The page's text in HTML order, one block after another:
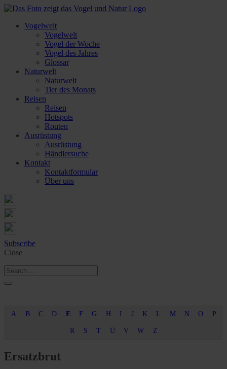
Vogelwelt
Vogelwelt
Vogel der Woche
Vogel des Jahres
Glossar
Naturwelt
Naturwelt
Tier des Monats
Reisen
Reisen
Hotspots
Routen
Ausrüstung
Ausrüstung
Händlersuche
Kontakt
Kontaktformular
Über uns
Subscribe
Close
A B C D E F G H I J K L M N O P
R S T Ü V W Z
Ersatzbrut